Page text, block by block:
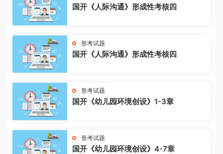
国开《人际沟通》形成性考核四
形考试题
国开《人际沟通》形成性考核四
形考试题
国开《幼儿园环境创设》1-3章
形考试题
国开《幼儿园环境创设》4-7章